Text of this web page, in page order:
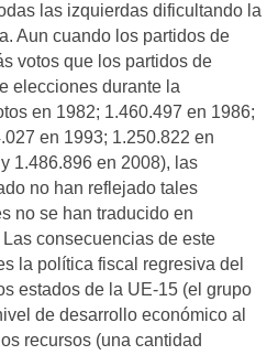
las izquierdas dificultando la
Aun cuando los partidos de
votos que los partidos de
elecciones durante la
en 1982; 1.460.497 en 1986;
en 1993; 1.250.822 en
1.486.896 en 2008), las
no han reflejado tales
no se han traducido en
consecuencias de este
la política fiscal regresiva del
estados de la UE-15 (el grupo
de desarrollo económico al
recursos (una cantidad